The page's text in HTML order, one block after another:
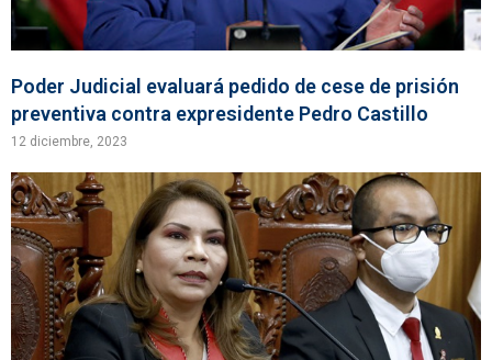
Poder Judicial evaluará pedido de cese de prisión
preventiva contra expresidente Pedro Castillo
12 diciembre, 2023